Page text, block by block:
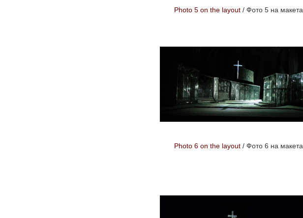
Photo 5 on the layout / Фото 5 на макета
Photo 6 on the layout/ Фото 6 на макета